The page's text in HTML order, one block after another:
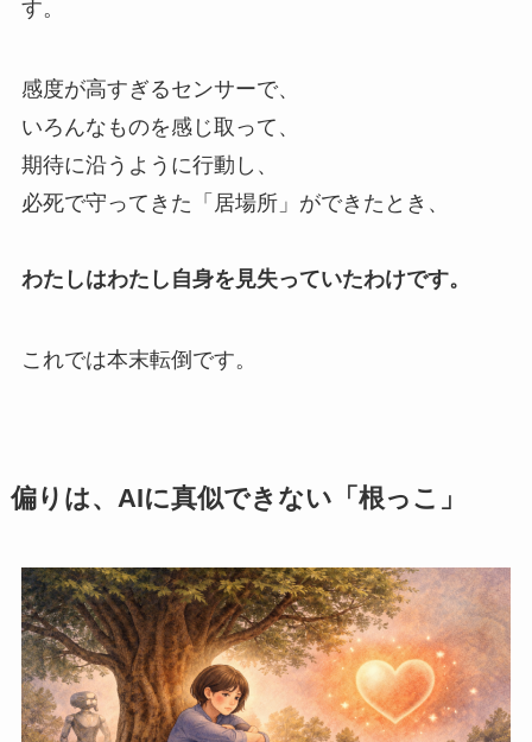
す。
感度が高すぎるセンサーで、
いろんなものを感じ取って、
期待に沿うように行動し、
必死で守ってきた「居場所」ができたとき、
わたしはわたし自身を見失っていたわけです。
これでは本末転倒です。
偏りは、AIに真似できない「根っこ」